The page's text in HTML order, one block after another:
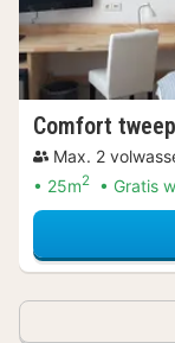
Comfort
Max. 2
25m2 Gratis